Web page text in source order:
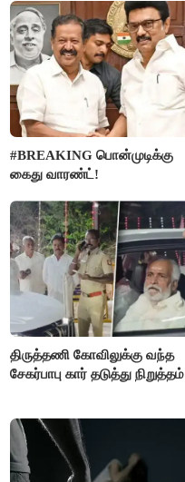
#BREAKING பொன்முடிக்கு
கைது வாரண்ட்!
திருத்தணி கோவிலுக்கு வந்த
சேகர்பாபு கார் தடுத்து நிறுத்தம்